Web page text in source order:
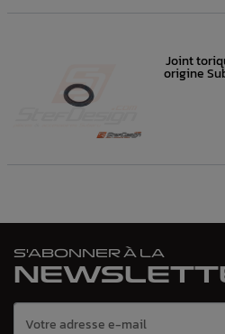
Joint
origine
S'ABONNER À LA